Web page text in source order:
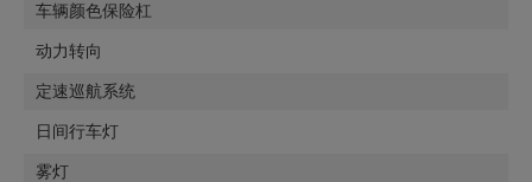
车辆颜色保险杠
动力转向
定速巡航系统
日间行车灯
雾灯